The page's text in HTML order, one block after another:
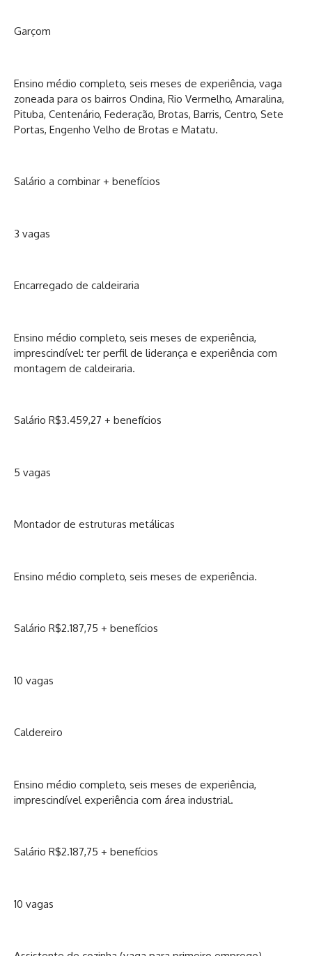
Garçom
Ensino médio completo, seis meses de experiência, vaga
zoneada para os bairros Ondina, Rio Vermelho, Amaralina,
Pituba, Centenário, Federação, Brotas, Barris, Centro, Sete
Portas, Engenho Velho de Brotas e Matatu.
Salário a combinar + benefícios
3 vagas
Encarregado de caldeiraria
Ensino médio completo, seis meses de experiência,
imprescindível: ter perfil de liderança e experiência com
montagem de caldeiraria.
Salário R$3.459,27 + benefícios
5 vagas
Montador de estruturas metálicas
Ensino médio completo, seis meses de experiência.
Salário R$2.187,75 + benefícios
10 vagas
Caldereiro
Ensino médio completo, seis meses de experiência,
imprescindível experiência com área industrial.
Salário R$2.187,75 + benefícios
10 vagas